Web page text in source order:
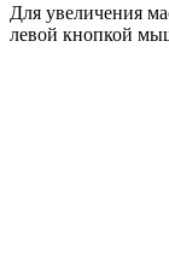
Для увеличения
левой кнопкой